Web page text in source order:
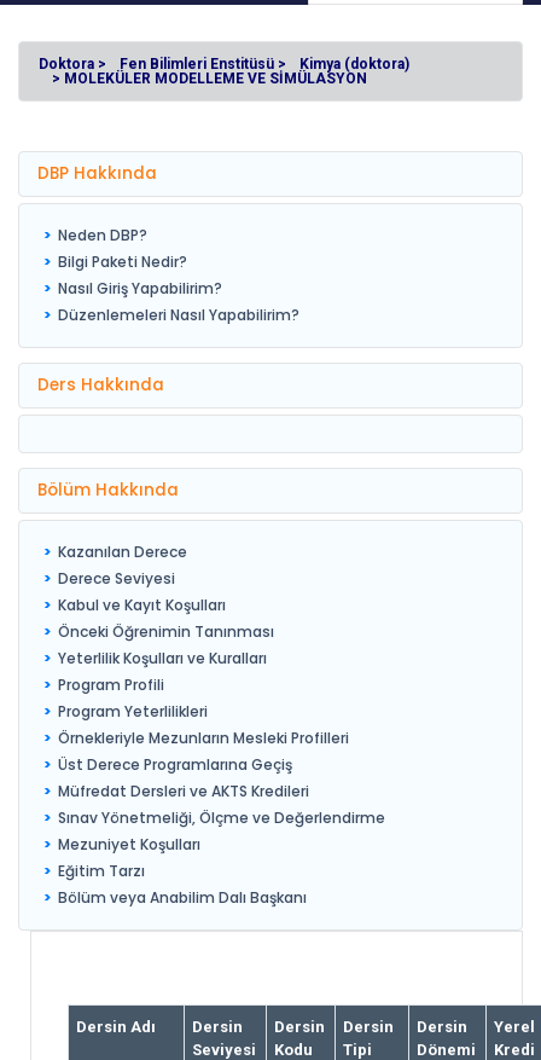
Doktora > Fen Bilimleri Enstitüsü >
Kimya (doktora)
> MOLEKÜLER MODELLEME VE SİMÜLASYON
DBP Hakkında
Neden DBP?
Bilgi Paketi Nedir?
Nasıl Giriş Yapabilirim?
Düzenlemeleri Nasıl Yapabilirim?
Ders Hakkında
Bölüm Hakkında
Kazanılan Derece
Derece Seviyesi
Kabul ve Kayıt Koşulları
Önceki Öğrenimin Tanınması
Yeterlilik Koşulları ve Kuralları
Program Profili
Program Yeterlilikleri
Örnekleriyle Mezunların Mesleki Profilleri
Üst Derece Programlarına Geçiş
Müfredat Dersleri ve AKTS Kredileri
Sınav Yönetmeliği, Ölçme ve Değerlendirme
Mezuniyet Koşulları
Eğitim Tarzı
Bölüm veya Anabilim Dalı Başkanı
Dersin Adı
Dersin
Seviyesi
Dersin
Kodu
Dersin
Tipi
Dersin
Dönemi
Yerel
Kredi